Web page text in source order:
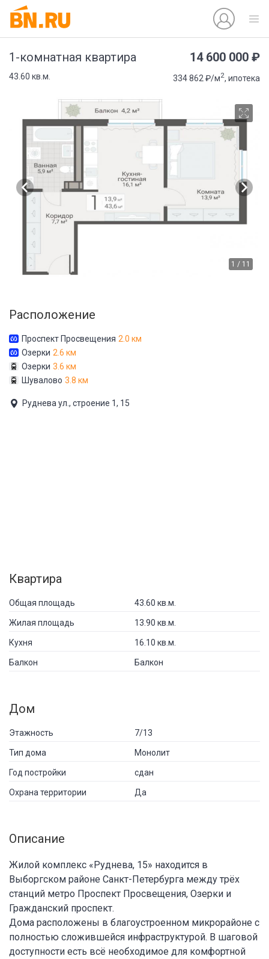
1-комнатная квартира 14 600 000 ₽
43.60 кв.м. 334 862 ₽/м2, ипотека
1 / 11
Расположение
Проспект Просвещения 2.0 км
Озерки 2.6 км
Озерки 3.6 км
Шувалово 3.8 км
Руднева ул., строение 1, 15
Квартира
Общая площадь 43.60 кв.м.
Жилая площадь 13.90 кв.м.
Кухня 16.10 кв.м.
Балкон Балкон
Дом
Этажность 7/13
Тип дома Монолит
Год постройки сдан
Охрана территории Да
Описание
Жилой комплекс «Руднева, 15» находится в
Выборгском районе Санкт-Петербурга между трёх
станций метро Проспект Просвещения, Озерки и
Гражданский проспект.
Дома расположены в благоустроенном микрорайоне с
полностью сложившейся инфраструктурой. В шаговой
доступности есть всё необходимое для комфортной